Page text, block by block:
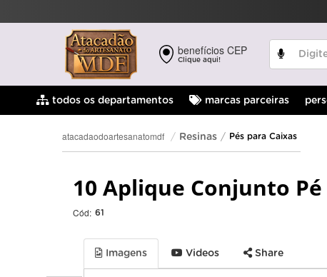
benefícios CEP
Clique aqui!
todos os departamentos marcas parceiras
atacadaodoartesanatomdf Resinas Pés para Caixas
10 Aplique Conjunto Pé
Cód: 61
Imagens Videos Share